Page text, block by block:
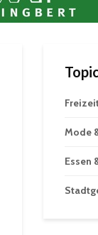
Mode
Essen